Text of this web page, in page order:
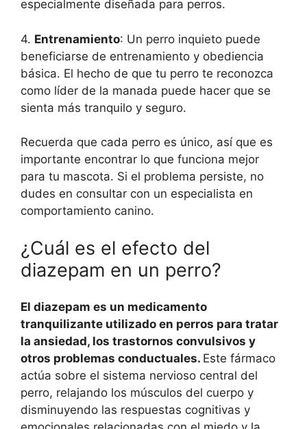
especialmente diseñada para perros.
4. Entrenamiento: Un perro inquieto puede
beneficiarse de entrenamiento y obediencia
básica. El hecho de que tu perro te reconozca
como líder de la manada puede hacer que se
sienta más tranquilo y seguro.
Recuerda que cada perro es único, así que es
importante encontrar lo que funciona mejor
para tu mascota. Si el problema persiste, no
dudes en consultar con un especialista en
comportamiento canino.
¿Cuál es el efecto del
diazepam en un perro?
El diazepam es un medicamento
tranquilizante utilizado en perros para tratar
la ansiedad, los trastornos convulsivos y
otros problemas conductuales. Este fármaco
actúa sobre el sistema nervioso central del
perro, relajando los músculos del cuerpo y
disminuyendo las respuestas cognitivas y